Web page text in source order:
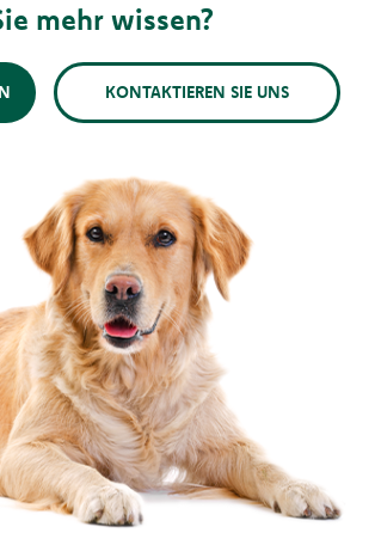
mehr wissen?
KONTAKTIEREN SIE UNS